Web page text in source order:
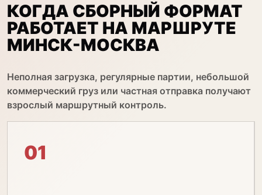
КОГДА СБОРНЫЙ ФОРМАТ
РАБОТАЕТ НА МАРШРУТЕ
МИНСК-МОСКВА
Неполная загрузка, регулярные партии, небольшой
коммерческий груз или частная отправка получают
взрослый маршрутный контроль.
01